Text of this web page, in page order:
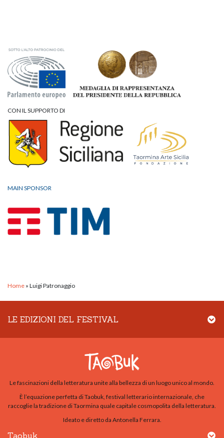
CON IL SUPPORTO DI
MAIN SPONSOR
Home » Luigi Patronaggio
LE EDIZIONI DEL FESTIVAL
Le fascinazioni della letteratura unite alla bellezza di un luogo unico al mondo.
È l’equazione perfetta di Taobuk, festival letterario internazionale, che
raccoglie la tradizione di Taormina quale capitale cosmopolita della letteratura.
Ideato e diretto da Antonella Ferrara.
Taobuk